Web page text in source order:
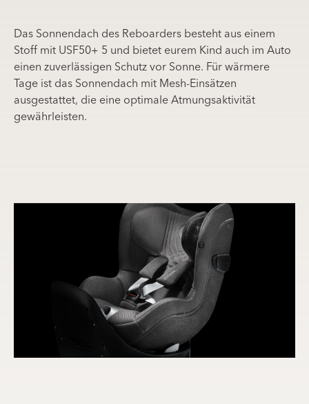
Das Sonnendach des Reboarders besteht aus einem
Stoff mit USF50+ 5 und bietet eurem Kind auch im Auto
einen zuverlässigen Schutz vor Sonne. Für wärmere
Tage ist das Sonnendach mit Mesh-Einsätzen
ausgestattet, die eine optimale Atmungsaktivität
gewährleisten.